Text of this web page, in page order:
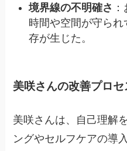
境界線の不明確さ
時間や空間が守ら
存が生じた。
美咲さんの改善プロセ
美咲さんは、自己理解
ングやセルフケアの導